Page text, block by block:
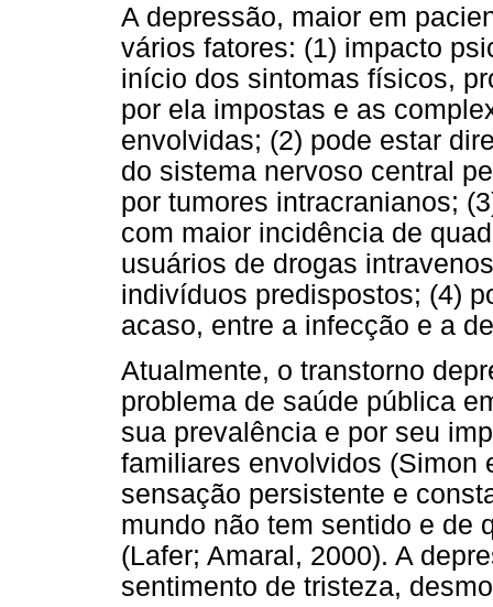
A depressão, maior em
vários fatores: (1) impacto
início dos sintomas físicos,
por ela impostas e as
envolvidas; (2) pode estar
do sistema nervoso central
por tumores intracranianos;
com maior incidência de
usuários de drogas
indivíduos predispostos; (4)
acaso, entre a infecção e a
Atualmente, o transtorno
problema de saúde pública
sua prevalência e por seu
familiares envolvidos (Simon
sensação persistente e
mundo não tem sentido e de
(Lafer; Amaral, 2000). A
sentimento de tristeza,